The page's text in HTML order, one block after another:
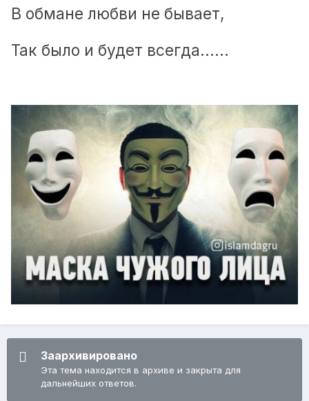
В обмане любви не бывает,
Так было и будет всегда......
Заархивировано
Эта тема находится в архиве и закрыта для
дальнейших ответов.